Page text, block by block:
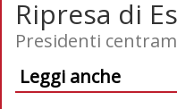
Ripresa di
Presidenti
Leggi anche